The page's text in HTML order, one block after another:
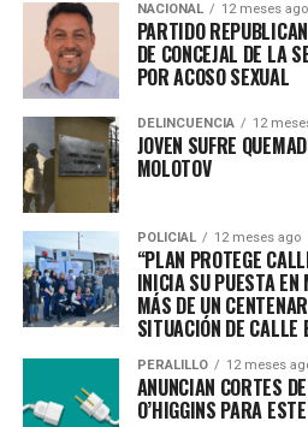
NACIONAL 12 meses ago
PARTIDO
DE CONCEJAL DE LA
POR ACOSO SEXUAL
DELINCUENCIA 12
JOVEN SUFRE
MOLOTOV
POLICIAL 12 meses ago
“PLAN PROTEGE
INICIA SU PUESTA EN
MÁS DE UN
SITUACIÓN DE CALLE
PERALILLO 12 meses
ANUNCIAN CORTES
O’HIGGINS PARA